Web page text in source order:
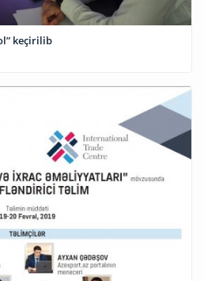
keçirilib